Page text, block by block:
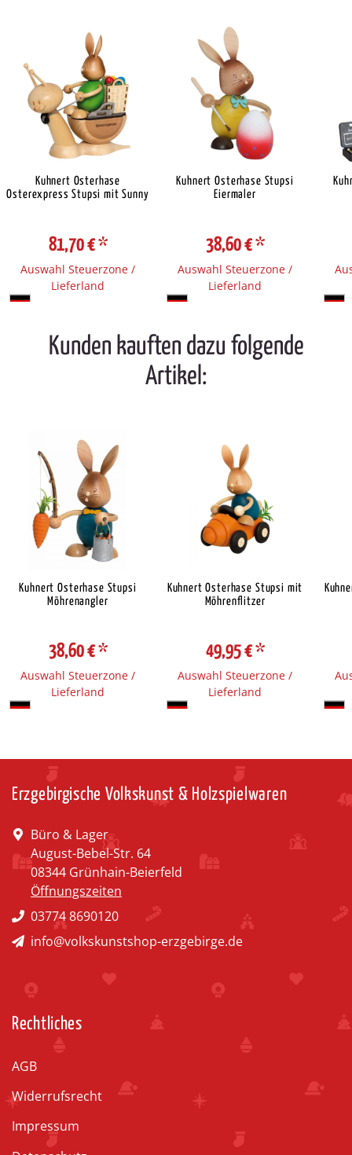
Kuhnert Osterhase
Osterexpress Stupsi mit Sunny
81,70 €*
Auswahl Steuerzone /
Lieferland
Kuhnert Osterhase Stupsi
Eiermaler
38,60 €*
Auswahl Steuerzone /
Lieferland
Kunden kauften dazu folgende
Artikel:
Kuhnert Osterhase Stupsi
Möhrenangler
38,60 €*
Auswahl Steuerzone /
Lieferland
Kuhnert Osterhase Stupsi mit
Möhrenflitzer
49,95 €*
Auswahl Steuerzone /
Lieferland
Erzgebirgische Volkskunst & Holzspielwaren
Büro & Lager
August-Bebel-Str. 64
08344 Grünhain-Beierfeld
Öffnungszeiten
03774 8690120
info@volkskunstshop-erzgebirge.de
Rechtliches
AGB
Widerrufsrecht
Impressum